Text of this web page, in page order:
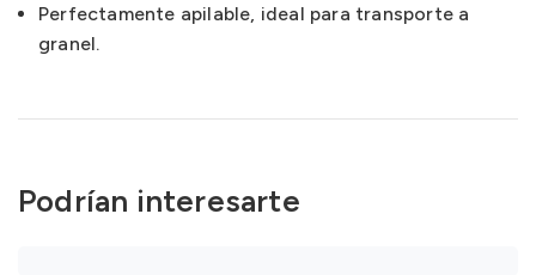
Perfectamente apilable, ideal para transporte a
granel.
Podrían interesarte